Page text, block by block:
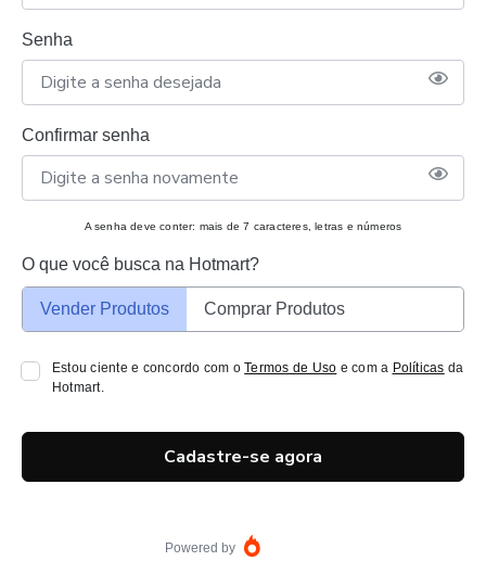
Senha
Confirmar senha
A senha deve conter: mais de 7 caracteres, letras e números
O que você busca na Hotmart?
Vender Produtos Comprar Produtos
Estou ciente e concordo com oTermos de Uso e com a Políticas da
Hotmart.
Cadastre-se agora
Powered by